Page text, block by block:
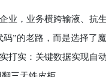
，业务横跨输液、抗
”的老路，而是选择了
打实：关键数据实现自